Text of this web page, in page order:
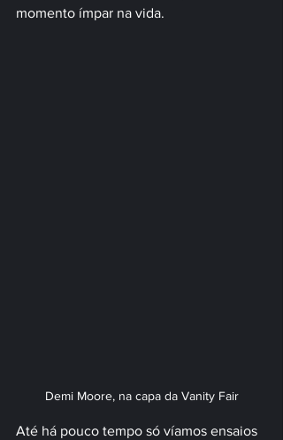
momento ímpar na vida.
Demi Moore, na capa da Vanity Fair
Até há pouco tempo só víamos ensaios